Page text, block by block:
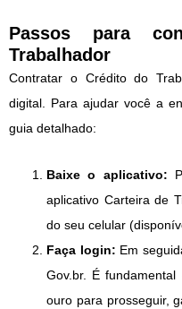
Passos para
Trabalhador
Contratar o Crédito do
digital. Para ajudar você a
guia detalhado:
Baixe o aplicativo:
aplicativo Carteira de
do seu celular
Faça login: Em
Gov.br. É
ouro para prosseguir,